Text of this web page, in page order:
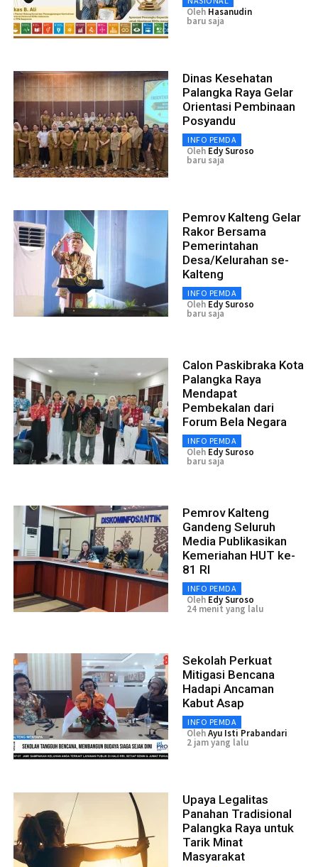
Oleh Hasanudin
baru saja
Dinas Kesehatan
Palangka Raya Gelar
Orientasi Pembinaan
Posyandu
INFO PEMDA
Oleh Edy Suroso
baru saja
Pemrov Kalteng Gelar
Rakor Bersama
Pemerintahan
Desa/Kelurahan se-
Kalteng
INFO PEMDA
Oleh Edy Suroso
baru saja
Calon Paskibraka Kota
Palangka Raya
Mendapat
Pembekalan dari
Forum Bela Negara
INFO PEMDA
Oleh Edy Suroso
baru saja
Pemrov Kalteng
Gandeng Seluruh
Media Publikasikan
Kemeriahan HUT ke-
81 RI
INFO PEMDA
Oleh Edy Suroso
24 menit yang lalu
Sekolah Perkuat
Mitigasi Bencana
Hadapi Ancaman
Kabut Asap
INFO PEMDA
OlehAyu Isti Prabandari
2 jam yang lalu
Upaya Legalitas
Panahan Tradisional
Palangka Raya untuk
Tarik Minat
Masyarakat